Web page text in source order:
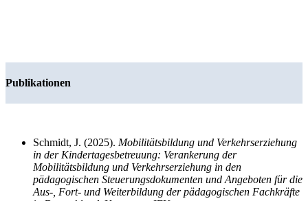
Publikationen
Schmidt, J. (2025). Mobilitätsbildung und Verkehrserziehung
in der Kindertagesbetreuung: Verankerung der
Mobilitätsbildung und Verkehrserziehung in den
pädagogischen Steuerungsdokumenten und Angeboten für die
Aus-, Fort- und Weiterbildung der pädagogischen Fachkräfte